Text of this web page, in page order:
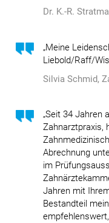
Dr. K.-R.
„Meine
Liebold/Raff/
Silvia Schmid,
„Seit 34 Jahren
Zahnarztpraxis,
Abrechnung
im
Jahren mit
Bestandteil